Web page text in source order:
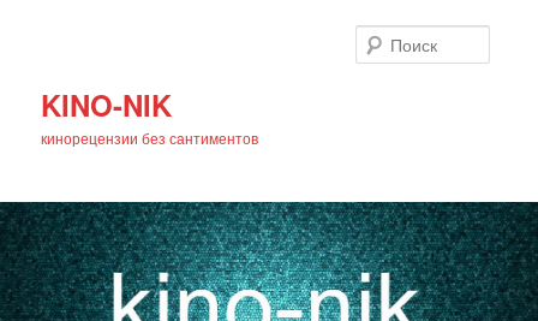
KINO-NIK
кинорецензии без сантиментов